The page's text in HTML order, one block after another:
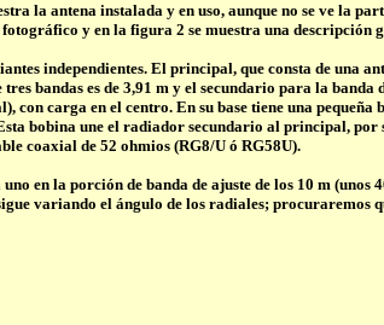
la antena instalada y en uso, aunque no se ve la
y en la figura 2 se muestra una descripción
independientes. El principal, que consta de una
bandas es de 3,91 m y el secundario para la banda
con carga en el centro. En su base tiene una
bobina une el radiador secundario al principal,
coaxial de 52 ohmios (RG8/U ó RG58U).
en la porción de banda de ajuste de los 10 m
variando el ángulo de los radiales; procuraremos